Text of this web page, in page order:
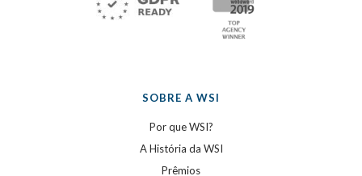
SOBRE A WSI
Por que WSI?
A História da WSI
Prêmios